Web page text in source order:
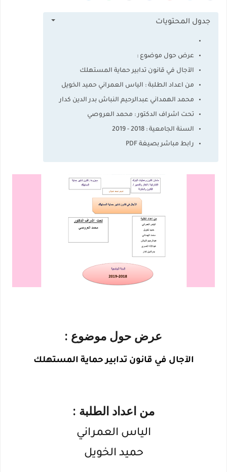
جدول المحتويات
عرض حول موضوع :
الآجال في قانون تدابير حماية المستهلك
من اعداد الطلبة : الياس العمراني حميد الخويل
محمد الهمداني عبدالرحيم النباش بدر الدين كدار
تحت اشراف الدكتور : محمد العروصي
السنة الجامعية : 2018 - 2019
رابط مباشر بصيغة PDF
عرض حول موضوع :
الآجال في قانون تدابير حماية المستهلك
من اعداد الطلبة :
الياس العمراني
حميد الخويل